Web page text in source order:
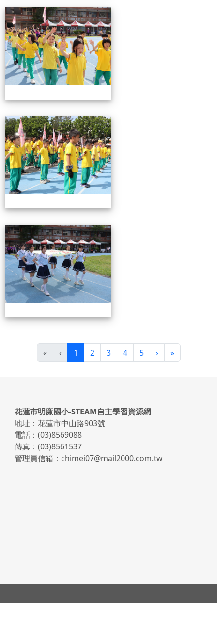
0503運動會花絮-2
0503運動會花絮-2
0503運動會花絮-2
« ‹ 1 (目前頁次)
2 3 4 5 ›下一頁
»最後頁
頁尾區域內容
花蓮市明廉國小-STEAM自主學習資源網
地址：花蓮市中山路903號
電話：(03)8569088
傳真：(03)8561537
管理員信箱：chimei07@mail2000.com.tw